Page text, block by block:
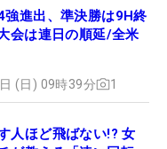
強進出、準決勝は9H終
会は連日の順延/全米
(日) 09時39分 1
人ほど飛ばない!? 女